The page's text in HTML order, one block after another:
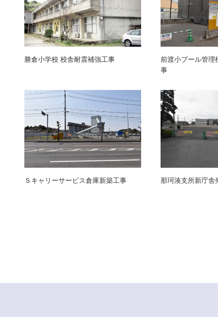
勝倉小学校 校舎耐震補強工事
前渡小プール管理
事
Ｓキャリーサービス倉庫新築工事 那珂湊支所新庁舎